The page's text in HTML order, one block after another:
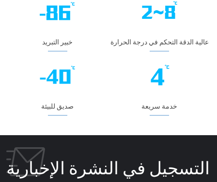
خبير التبريد عالية الدقة التحكم في درجة الحرارة
صديق للبيئة خدمة سريعة
التسجيل في النشرة الإخبارية